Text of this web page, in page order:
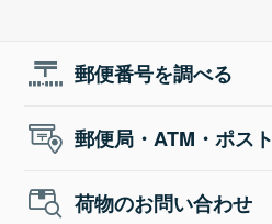
郵便番号を調べる
郵便局・ATM・ポス
荷物のお問い合わせ